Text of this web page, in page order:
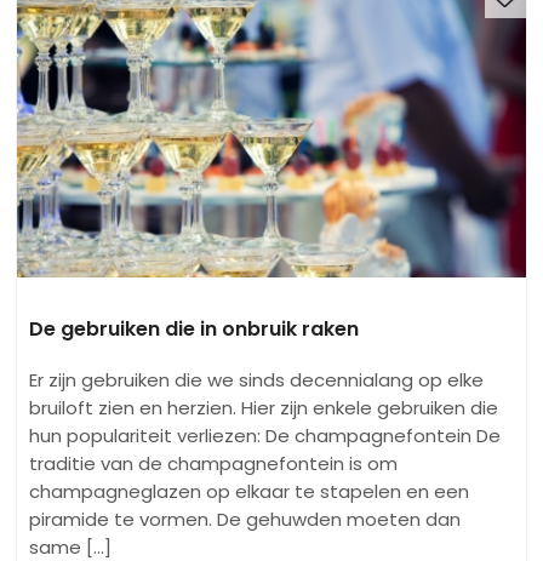
De gebruiken die in onbruik raken
Er zijn gebruiken die we sinds decennialang op elke
bruiloft zien en herzien. Hier zijn enkele gebruiken die
hun populariteit verliezen: De champagnefontein De
traditie van de champagnefontein is om
champagneglazen op elkaar te stapelen en een
piramide te vormen. De gehuwden moeten dan
same [...]